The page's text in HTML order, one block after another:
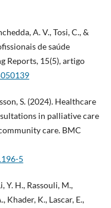
A. V., Tosi, C., &
de saúde
Reports, 15(5), artigo
S. (2024). Healthcare
in palliative care
care. BMC
5
Y. H., Rassouli, M.,
Khader, K., Lascar, E.,